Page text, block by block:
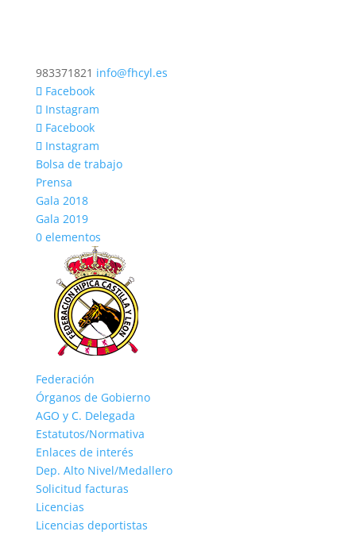
983371821 info@fhcyl.es
Facebook
Instagram
Facebook
Instagram
Bolsa de trabajo
Prensa
Gala 2018
Gala 2019
0 elementos
Federación
Órganos de Gobierno
AGO y C. Delegada
Estatutos/Normativa
Enlaces de interés
Dep. Alto Nivel/Medallero
Solicitud facturas
Licencias
Licencias deportistas